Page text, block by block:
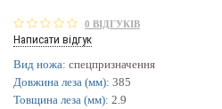
0 ВІДГУКІВ
Написати відгук
Вид ножа: спецпризначення
Довжина леза (мм): 385
Товщина леза (мм): 2.9